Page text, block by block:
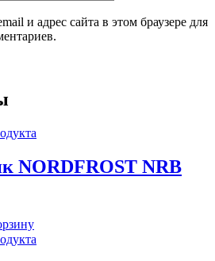
и адрес сайта в этом браузере для
NORDFROST NRB